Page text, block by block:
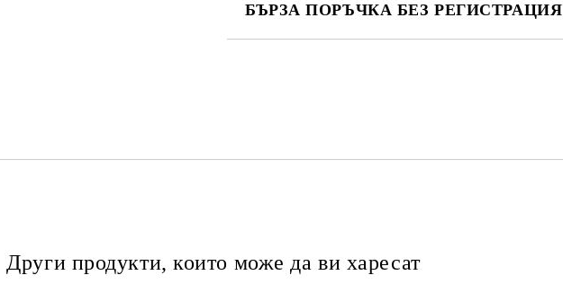
БЪРЗА ПОРЪЧКА БЕЗ РЕГИСТРАЦИЯ
Други продукти, които може да ви харесат